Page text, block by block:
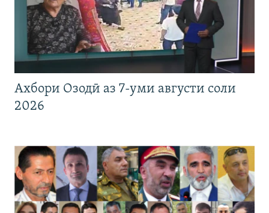
Ахбори Озодӣ аз 7-уми августи соли
2026